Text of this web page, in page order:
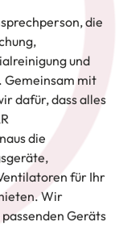
die
und
Gemeinsam mit
dafür, dass alles
die
für Ihr
Wir
Geräts